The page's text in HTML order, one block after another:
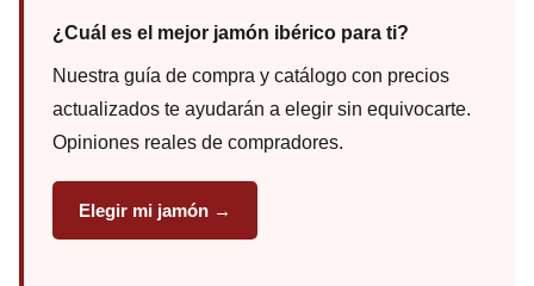
¿Cuál es el mejor jamón ibérico para ti?
Nuestra guía de compra y catálogo con precios
actualizados te ayudarán a elegir sin equivocarte.
Opiniones reales de compradores.
Elegir mi jamón →